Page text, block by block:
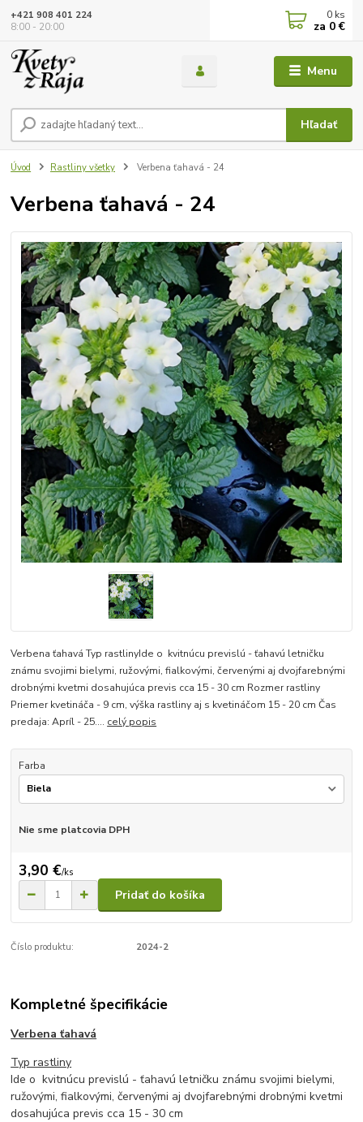
Menu
Hľadať
+421 908 401 224
8:00 - 20:00
0 ks
za 0 €
Úvod Rastliny všetky Verbena ťahavá - 24
Verbena ťahavá - 24
Verbena ťahavá Typ rastlinyIde o kvitnúcu previslú - ťahavú letničku
známu svojimi bielymi, ružovými, fialkovými, červenými aj dvojfarebnými
drobnými kvetmi dosahujúca previs cca 15 - 30 cm Rozmer rastliny
Priemer kvetináča - 9 cm, výška rastliny aj s kvetináčom 15 - 20 cm Čas
predaja: Apríl - 25.... celý popis
Farba
Nie sme platcovia DPH
3,90 €/ks
Pridať do košíka
Číslo produktu: 2024-2
Kompletné špecifikácie
Verbena ťahavá
Typ rastliny
Ide o kvitnúcu previslú - ťahavú letničku známu svojimi bielymi,
ružovými, fialkovými, červenými aj dvojfarebnými drobnými kvetmi
dosahujúca previs cca 15 - 30 cm